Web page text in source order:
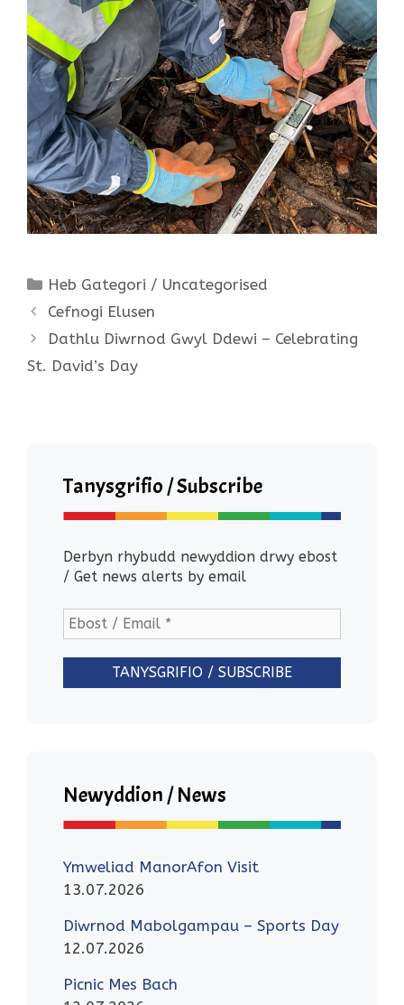
Categories
Heb Gategori / Uncategorised
Cefnogi Elusen
Dathlu Diwrnod Gwyl Ddewi – Celebrating
St. David’s Day
Tanysgrifio / Subscribe
Derbyn rhybudd newyddion drwy ebost
/ Get news alerts by email
Newyddion / News
Ymweliad ManorAfon Visit
13.07.2026
Diwrnod Mabolgampau – Sports Day
12.07.2026
Picnic Mes Bach